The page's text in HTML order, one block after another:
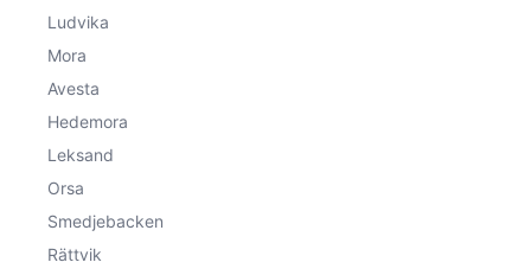
Ludvika
Mora
Avesta
Hedemora
Leksand
Orsa
Smedjebacken
Rättvik